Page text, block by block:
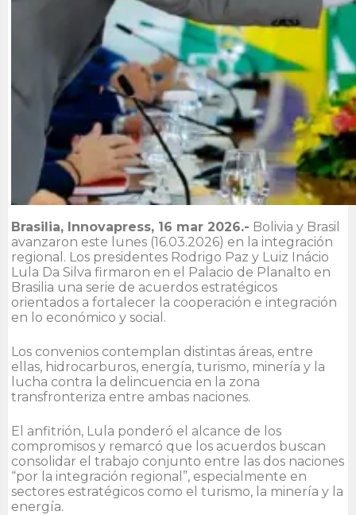
Brasilia, Innovapress, 16 mar 2026.- Bolivia y Brasil
avanzaron este lunes (16.03.2026) en la integración
regional. Los presidentes Rodrigo Paz y Luiz Inácio
Lula Da Silva firmaron en el Palacio de Planalto en
Brasilia una serie de acuerdos estratégicos
orientados a fortalecer la cooperación e integración
en lo económico y social.
Los convenios contemplan distintas áreas, entre
ellas, hidrocarburos, energía, turismo, minería y la
lucha contra la delincuencia en la zona
transfronteriza entre ambas naciones.
El anfitrión, Lula ponderó el alcance de los
compromisos y remarcó que los acuerdos buscan
consolidar el trabajo conjunto entre las dos naciones
“por la integración regional”, especialmente en
sectores estratégicos como el turismo, la minería y la
energía.